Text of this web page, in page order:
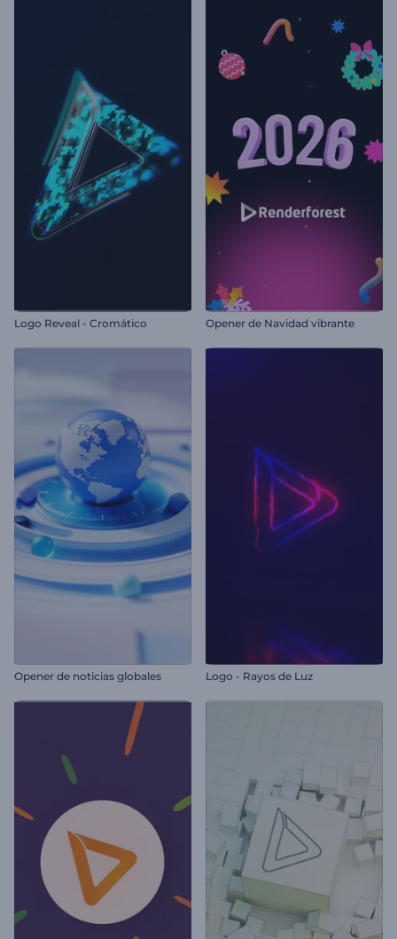
Logo Reveal - Cromático Opener de Navidad vibrante
Opener de noticias globales Logo - Rayos de Luz